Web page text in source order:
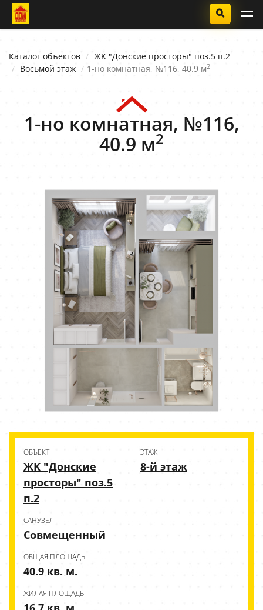
Каталог объектов
ЖK "Донские просторы" поз.5 п.2
Восьмой этаж
1-но комнатная, №116, 40.9 м2
1-но комнатная, №116,
40.9 м2
ОБЪЕКТ
ЖK "Донские
просторы" поз.5
п.2
ЭТАЖ
8-й этаж
CАНУЗЕЛ
Совмещенный
ОБЩАЯ ПЛОЩАДЬ
40.9 кв. м.
ЖИЛАЯ ПЛОЩАДЬ